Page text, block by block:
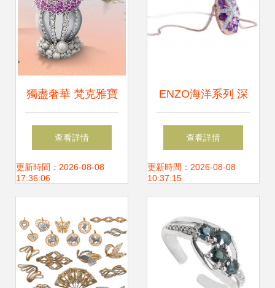
獨盡奢華 梵克雅寶
珠寶設計賞析——
舞會上的璀璨藝術
查看詳情
更新時間：2026-08-08
17:36:06
ENZO海洋系列 深
海靈韻，優雅新生
查看詳情
更新時間：2026-08-08
10:37:15